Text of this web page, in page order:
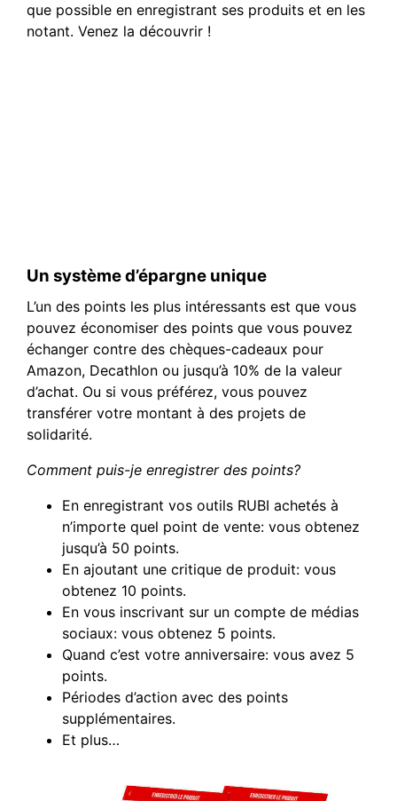
que possible en enregistrant ses produits et en les
notant. Venez la découvrir !
Un système d’épargne unique
L’un des points les plus intéressants est que vous
pouvez économiser des points que vous pouvez
échanger contre des chèques-cadeaux pour
Amazon, Decathlon ou jusqu’à 10% de la valeur
d’achat. Ou si vous préférez, vous pouvez
transférer votre montant à des projets de
solidarité.
Comment puis-je enregistrer des points?
En enregistrant vos outils RUBI achetés à
n’importe quel point de vente: vous obtenez
jusqu’à 50 points.
En ajoutant une critique de produit: vous
obtenez 10 points.
En vous inscrivant sur un compte de médias
sociaux: vous obtenez 5 points.
Quand c’est votre anniversaire: vous avez 5
points.
Périodes d’action avec des points
supplémentaires.
Et plus…